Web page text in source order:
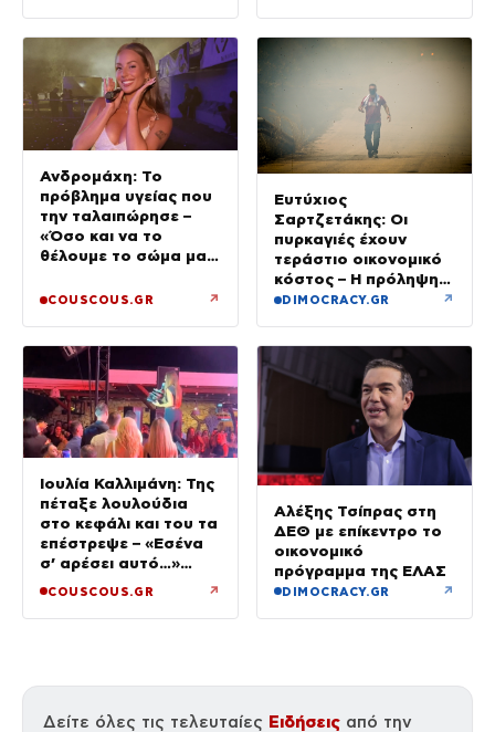
Ανδρομάχη: Το
πρόβλημα υγείας που
την ταλαιπώρησε –
«Όσο και να το
θέλουμε το σώμα μας
COUSCOUS.GR ↗
Ευτύχιος
Σαρτζετάκης: Οι
πυρκαγιές έχουν
τεράστιο οικονομικό
κόστος – Η πρόληψη
κοστίζει λιγότερο από
DIMOCRACY.GR ↗
Ιουλία Καλλιμάνη: Της
πέταξε λουλούδια
στο κεφάλι και του τα
επέστρεψε – «Εσένα
σ’ αρέσει αυτό…»
COUSCOUS.GR ↗
Αλέξης Τσίπρας στη
ΔΕΘ με επίκεντρο το
οικονομικό
πρόγραμμα της ΕΛΑΣ
DIMOCRACY.GR ↗
Δείτε όλες τις τελευταίες Ειδήσεις από την